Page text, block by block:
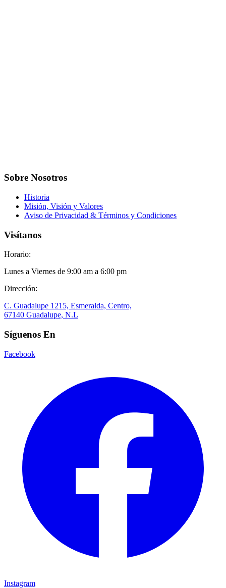
Sobre Nosotros
Historia
Misión, Visión y Valores
Aviso de Privacidad & Términos y Condiciones
Visítanos
Horario:
Lunes a Viernes de 9:00 am a 6:00 pm
Dirección:
C. Guadalupe 1215, Esmeralda, Centro,
67140 Guadalupe, N.L
Síguenos En
Facebook
Instagram